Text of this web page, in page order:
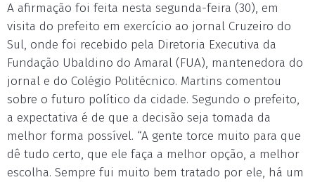
A afirmação foi feita nesta segunda-feira (30), em
visita do prefeito em exercício ao jornal Cruzeiro do
Sul, onde foi recebido pela Diretoria Executiva da
Fundação Ubaldino do Amaral (FUA), mantenedora do
jornal e do Colégio Politécnico. Martins comentou
sobre o futuro político da cidade. Segundo o prefeito,
a expectativa é de que a decisão seja tomada da
melhor forma possível. “A gente torce muito para que
dê tudo certo, que ele faça a melhor opção, a melhor
escolha. Sempre fui muito bem tratado por ele, há um